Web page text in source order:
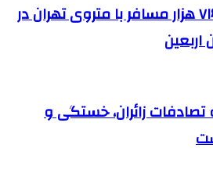
جابجایی بیش از ۷۱۶ هزار مسافر با متروی تهران در
زائران، خستگی و